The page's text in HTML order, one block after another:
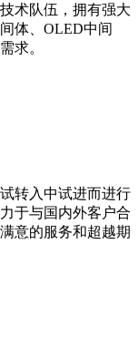
术队伍，拥有强大
体、OLED中间
求。
转入中试进而进行
于与国内外客户合
意的服务和超越期